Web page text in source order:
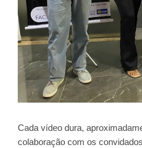
Cada vídeo dura,
colaboração com os